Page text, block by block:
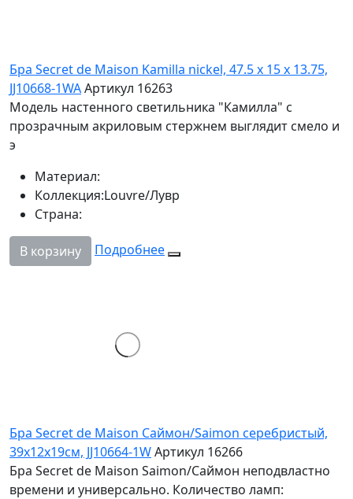
Бра Secret de Maison Kamilla nickel, 47.5 x 15 x 13.75,
JJ10668-1WAАртикул 16263
Модель настенного светильника "Камилла" с
прозрачным акриловым стержнем выглядит смело и
э
Материал:
Коллекция:Louvre/Лувр
Страна:
В корзину Подробнее
Бра Secret de Maison Саймон/Saimon серебристый,
39x12x19см, JJ10664-1WАртикул 16266
Бра Secret de Maison Saimon/Саймон неподвластно
времени и универсально. Количество ламп: